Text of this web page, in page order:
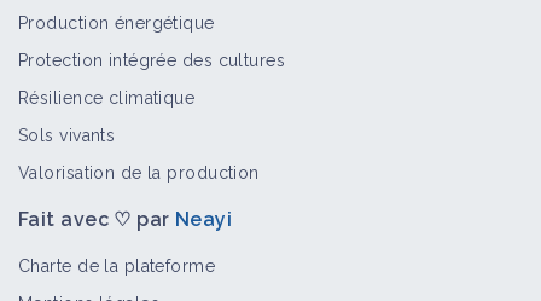
Production énergétique
Protection intégrée des cultures
Résilience climatique
Sols vivants
Valorisation de la production
Fait avec ♡ par Neayi
Charte de la plateforme